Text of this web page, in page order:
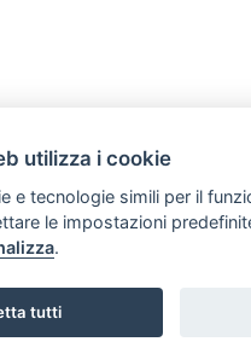
© 2006 Tutti i diritti riservati -
utilizza i cookie
e tecnologie simili per il
le impostazioni
.
tutti